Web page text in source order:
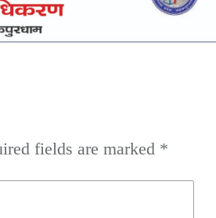
fields are marked *